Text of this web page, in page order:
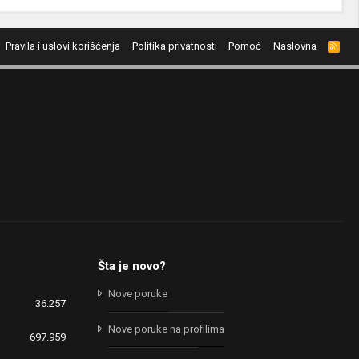
Pravila i uslovi korišćenja Politika privatnosti Pomoć Naslovna
R
S
S
36.257
697.959
Šta je novo?
Nove poruke
Nove poruke na profilima